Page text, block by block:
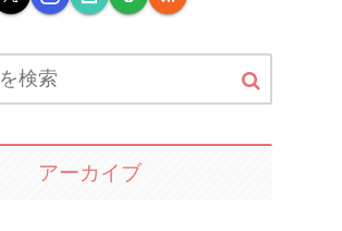
アーカイブ